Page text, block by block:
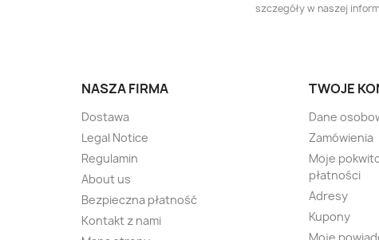
szczegóły w naszej
NASZA FIRMA
Dostawa
Legal Notice
Regulamin
About us
Bezpieczna płatność
Kontakt z nami
TWOJE
Dane
Zamówienia
Moje
płatności
Adresy
Kupony